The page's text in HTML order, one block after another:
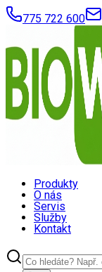
775 722 600
Produkty
O nás
Servis
Služby
Kontakt